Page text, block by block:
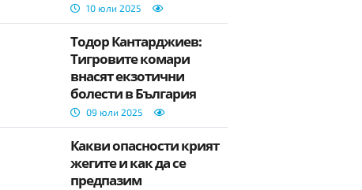
10 юли 2025
Тодор Кантарджиев:
Тигровите комари
внасят екзотични
болести в България
09 юли 2025
Какви опасности крият
жегите и как да се
предпазим